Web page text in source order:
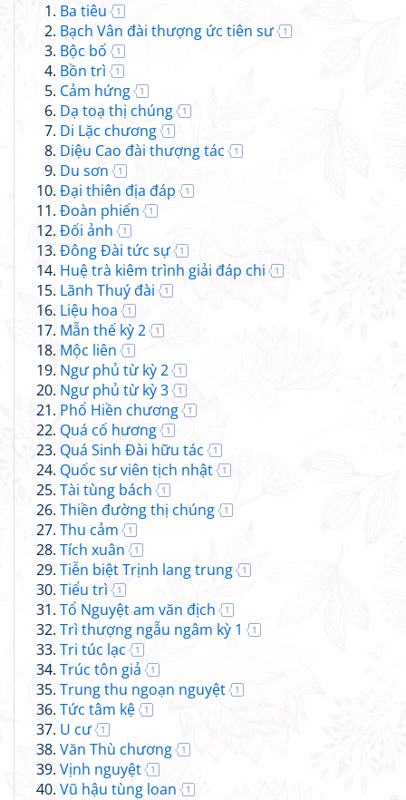
Ba tiêu 1
Bạch Vân đài thượng ức tiên sư 1
Bộc bố 1
Bồn trì 1
Cảm hứng 1
Dạ toạ thị chúng 1
Di Lặc chương 1
Diệu Cao đài thượng tác 1
Du sơn 1
Đại thiên địa đáp 1
Đoàn phiến 1
Đối ảnh 1
Đông Đài tức sự 1
Huệ trà kiêm trình giải đáp chi 1
Lãnh Thuý đài 1
Liệu hoa 1
Mẫn thế kỳ 2 1
Mộc liên 1
Ngư phủ từ kỳ 2 1
Ngư phủ từ kỳ 3 1
Phổ Hiền chương 1
Quá cố hương 1
Quá Sinh Đài hữu tác 1
Quốc sư viên tịch nhật 1
Tài tùng bách 1
Thiền đường thị chúng 1
Thu cảm 1
Tích xuân 1
Tiễn biệt Trịnh lang trung 1
Tiểu trì 1
Tổ Nguyệt am văn địch 1
Trì thượng ngẫu ngâm kỳ 1 1
Tri túc lạc 1
Trúc tôn giả 1
Trung thu ngoạn nguyệt 1
Tức tâm kệ 1
U cư 1
Văn Thù chương 1
Vịnh nguyệt 1
Vũ hậu tùng loan 1